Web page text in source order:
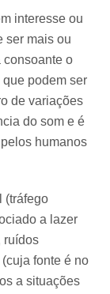
interesse ou
ser mais ou
consoante o
podem ser
de variações
do som e é
humanos
(tráfego
a lazer
ruídos
fonte é no
a situações